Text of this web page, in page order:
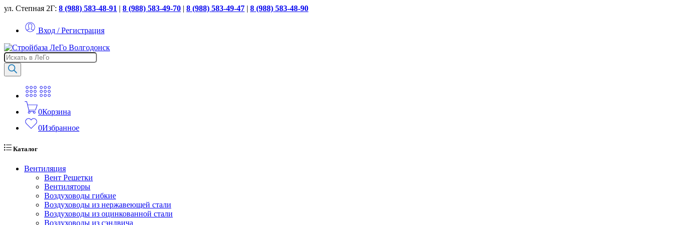
ул. Степная 2Г: 8 (988) 583-48-91 | 8 (988) 583-49-70 | 8 (988) 583-49-47 | 8 (988) 583-48-90
Вход / Регистрация
Поиск
товаров
0Корзина
0Избранное
Каталог
Вентиляция
Вент Решетки
Вентиляторы
Воздуховоды гибкие
Воздуховоды из нержавеющей стали
Воздуховоды из оцинкованной стали
Воздуховоды из сэндвича